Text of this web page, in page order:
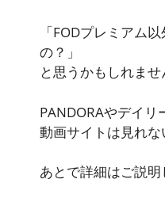
「FODプレミアム
の？」
と思うかもしれませ
PANDORAやデイ
動画サイトは見れな
あとで詳細はご説明